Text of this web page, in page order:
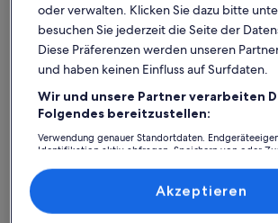
Premium-Gastgeber
oder verwalten. Klicken Sie dazu bitte
besuchen Sie jederzeit die Seite der
Diese Präferenzen werden unseren
und haben keinen Einfluss auf Surfdaten.
Wir und unsere Partner verarbeiten
Folgendes bereitzustellen:
Verwendung genauer Standortdaten.
Identifikation aktiv abfragen. Speichern von oder
Inhalte, Messung von Werbeleistung und der
Zielgruppenforschung sowie Entwicklung und
Liste der Partner (Lieferanten)
Akzeptieren